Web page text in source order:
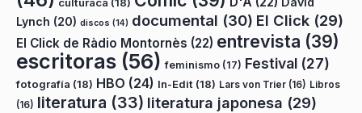
Lynch (20) discos (14) documental (30) El Click (29)
El Click de Ràdio Montornès (22) entrevista (39)
escritoras (56) feminismo (17) Festival (27)
fotografía (18) HBO (24) In-Edit (18) Lars von Trier (16) Libros
(16) literatura (33) literatura japonesa (29)